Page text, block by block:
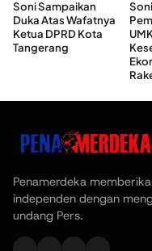
Soni Sampaikan
Duka Atas Wafatnya
Ketua DPRD Kota
Tangerang
Penamerdeka
independen dengan
undang Pers.